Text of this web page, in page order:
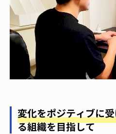
変化をポジティブに
る組織を目指して